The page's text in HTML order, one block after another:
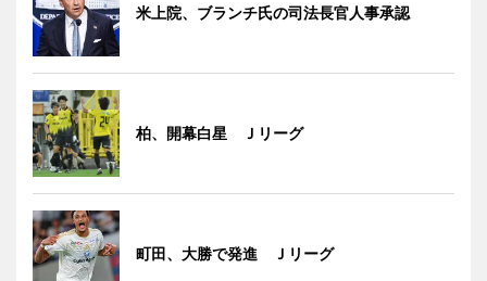
米上院、ブランチ氏の司法長官人事承認
柏、開幕白星 Ｊリーグ
町田、大勝で発進 Ｊリーグ